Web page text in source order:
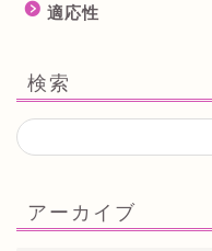
適応性
検索
アーカイブ